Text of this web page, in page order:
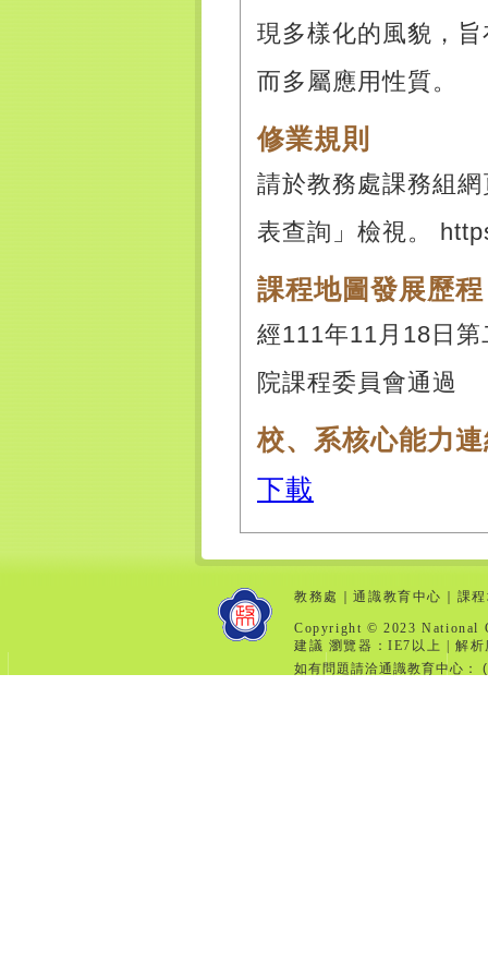
現多樣化的風貌，
而多屬應用性質。
修業規則
請於教務處課務組
表查詢」檢視。
課程地圖發展歷程
經111年11月18日
院課程委員會通過
校、系核心能力
下載
教務處 ｜通識教育中心 課
Copyright © 2023 National
建議 瀏覽器：IE7以上 | 解
如有問題請洽通識教育中心